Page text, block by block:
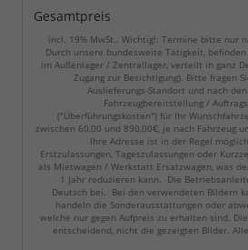
Gesamtpreis
incl. 19% MwSt.. Wichtig!: Termine bitte nur
Durch unsere bundesweite Tätigkeit,
im Außenlager / Zentrallager, verteilt in ganz
Zugang zur Besichtigung). Bitte fragen
Auslieferungs-Standort und nach
Fahrzeugbereitstellung /
("Überführungskosten") für Ihr
zwischen 60,00 und 890,00€, je nach Fahrzeug
Ihre Adresse ist in der Regel
Erstzulassungen, Tageszulassungen oder
als Mietwagen / Werkstatt Ersatzwagen, was
1 Jahr reduzieren kann. Die
Deutsch bei. Bei den verwendeten Bildern
handeln die Sonderausstattungen oder
welche nur gegen Aufpreis zu erhalten sind.
entscheidend, nicht die gezeigten Bilder.